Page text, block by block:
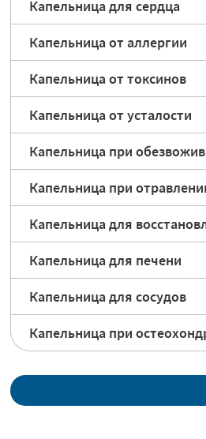
Капельница для сердца
Капельница от аллергии
Капельница от токсинов
Капельница от усталости
Капельница при
Капельница при
Капельница для
Капельница для печени
Капельница для сосудов
Капельница при